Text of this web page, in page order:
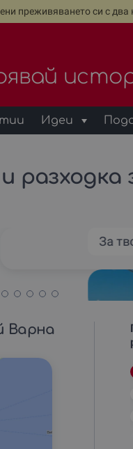
преживяването си с
Идеи
разходка
За
Варна